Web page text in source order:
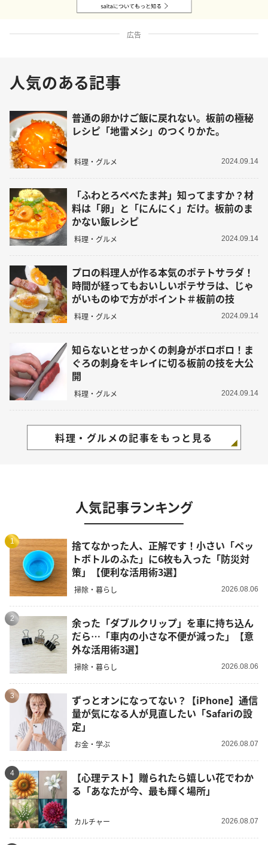
広告
人気のある記事
普通の卵かけご飯に戻れない。板前の極秘
レシピ「地雷メシ」のつくりかた。
料理・グルメ 2024.09.14
「ふわとろぺぺたま丼」知ってますか？材
料は「卵」と「にんにく」だけ。板前のま
かない飯レシピ
料理・グルメ 2024.09.14
プロの料理人が作る本気のポテトサラダ！
時間が経ってもおいしいポテサラは、じゃ
がいものゆで方がポイント＃板前の技
料理・グルメ 2024.09.14
知らないとせっかくの刺身がボロボロ！ま
ぐろの刺身をキレイに切る板前の技を大公
開
料理・グルメ 2024.09.14
料理・グルメの記事をもっと見る
人気記事ランキング
1
捨てなかった人、正解です！小さい「ペッ
トボトルのふた」に6枚も入った「防災対
策」【便利な活用術3選】
掃除・暮らし 2026.08.06
2
余った「ダブルクリップ」を車に持ち込ん
だら…「車内の小さな不便が減った」【意
外な活用術3選】
掃除・暮らし 2026.08.06
3
ずっとオンになってない？【iPhone】通信
量が気になる人が見直したい「Safariの設
定」
お金・学ぶ 2026.08.07
4
【心理テスト】贈られたら嬉しい花でわか
る「あなたが今、最も輝く場所」
カルチャー 2026.08.07